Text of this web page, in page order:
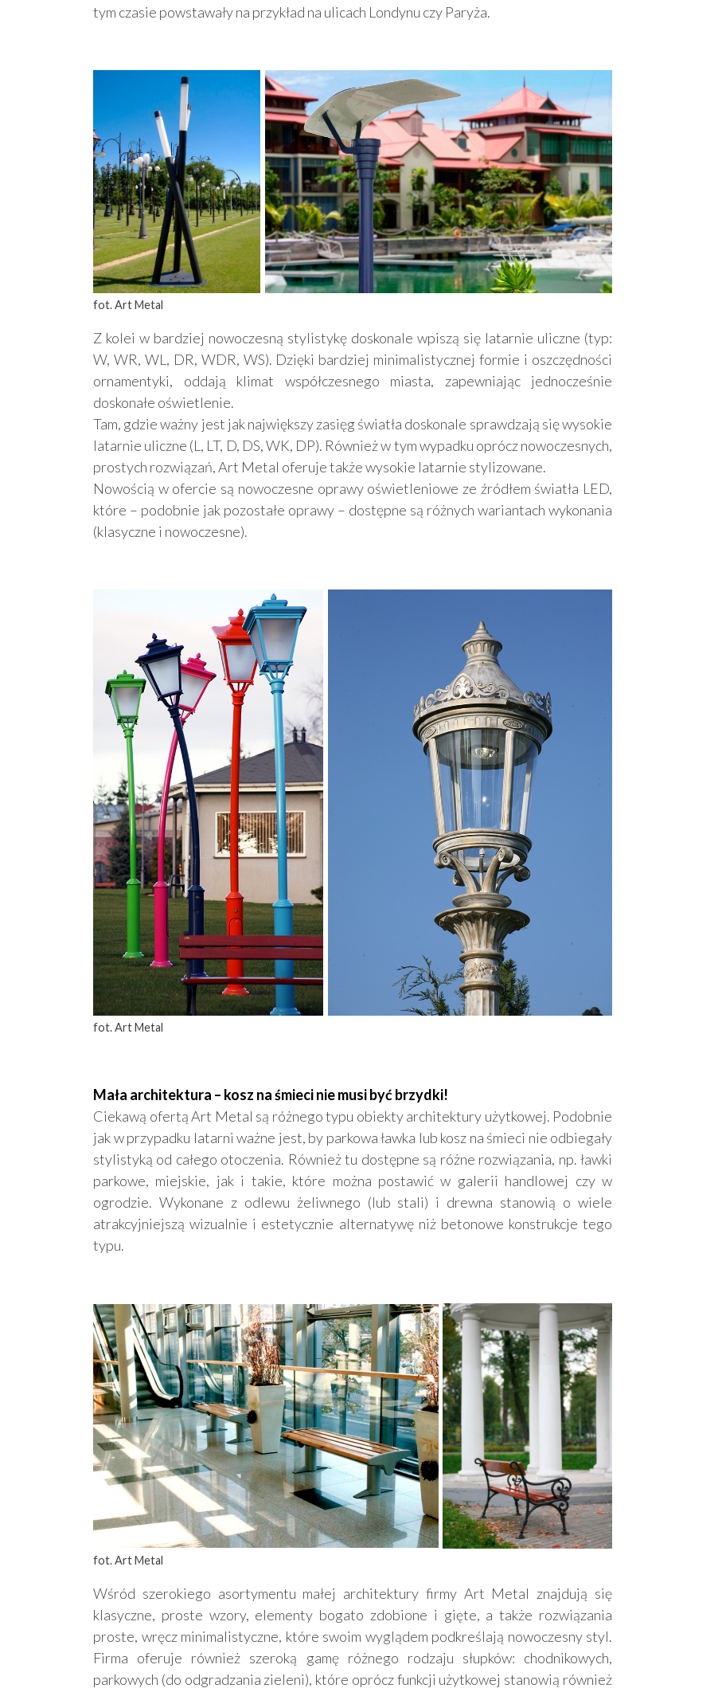
tym czasie powstawały na przykład na ulicach Londynu czy Paryża.
fot. Art Metal
Z kolei w bardziej nowoczesną stylistykę doskonale wpiszą się latarnie uliczne (typ:
W, WR, WL, DR, WDR, WS). Dzięki bardziej minimalistycznej formie i oszczędności
ornamentyki, oddają klimat współczesnego miasta, zapewniając jednocześnie
doskonałe oświetlenie.
Tam, gdzie ważny jest jak największy zasięg światła doskonale sprawdzają się wysokie
latarnie uliczne (L, LT, D, DS, WK, DP). Również w tym wypadku oprócz nowoczesnych,
prostych rozwiązań, Art Metal oferuje także wysokie latarnie stylizowane.
Nowością w ofercie są nowoczesne oprawy oświetleniowe ze źródłem światła LED,
które – podobnie jak pozostałe oprawy – dostępne są różnych wariantach wykonania
(klasyczne i nowoczesne).
fot. Art Metal
Mała architektura – kosz na śmieci nie musi być brzydki!
Ciekawą ofertą Art Metal są różnego typu obiekty architektury użytkowej. Podobnie
jak w przypadku latarni ważne jest, by parkowa ławka lub kosz na śmieci nie odbiegały
stylistyką od całego otoczenia. Również tu dostępne są różne rozwiązania, np. ławki
parkowe, miejskie, jak i takie, które można postawić w galerii handlowej czy w
ogrodzie. Wykonane z odlewu żeliwnego (lub stali) i drewna stanowią o wiele
atrakcyjniejszą wizualnie i estetycznie alternatywę niż betonowe konstrukcje tego
typu.
fot. Art Metal
Wśród szerokiego asortymentu małej architektury firmy Art Metal znajdują się
klasyczne, proste wzory, elementy bogato zdobione i gięte, a także rozwiązania
proste, wręcz minimalistyczne, które swoim wyglądem podkreślają nowoczesny styl.
Firma oferuje również szeroką gamę różnego rodzaju słupków: chodnikowych,
parkowych (do odgradzania zieleni), które oprócz funkcji użytkowej stanowią również
JESTEŚ Z BRANŻY?
Ten newsletter jest dla Ciebie! Zyskaj dostęp
Akceptuję regulamin i wyrażam zgodę na
przetwarzanie powyższych danych osobowych w celu
otrzymywania newslettera.
Zapisuję się!